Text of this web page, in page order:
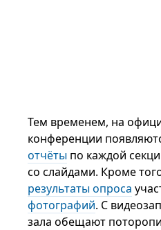
Тем временем, на
конференции
отчёты по каждой
со слайдами. Кроме
результаты опроса
фотографий. С
зала обещают